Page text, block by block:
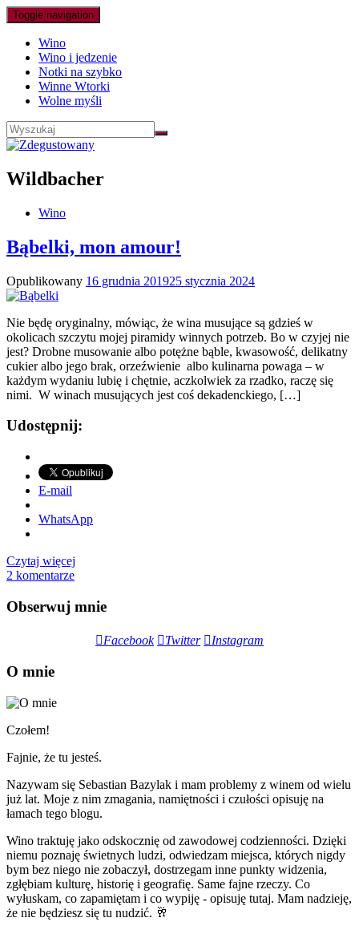
Toggle navigation
Wino
Wino i jedzenie
Notki na szybko
Winne Wtorki
Wolne myśli
Wildbacher
Wino
Bąbelki, mon amour!
Opublikowany 16 grudnia 201925 stycznia 2024
Nie będę oryginalny, mówiąc, że wina musujące są gdzieś w
okolicach szczytu mojej piramidy winnych potrzeb. Bo w czyjej nie
jest? Drobne musowanie albo potężne bąble, kwasowość, delikatny
cukier albo jego brak, orzeźwienie albo kulinarna powaga – w
każdym wydaniu lubię i chętnie, aczkolwiek za rzadko, raczę się
nimi. W winach musujących jest coś dekadenckiego, […]
Udostępnij:
E-mail
WhatsApp
Czytaj więcej
2 komentarze
Obserwuj mnie
Facebook Twitter Instagram
O mnie
Czołem!
Fajnie, że tu jesteś.
Nazywam się Sebastian Bazylak i mam problemy z winem od wielu
już lat. Moje z nim zmagania, namiętności i czułości opisuję na
łamach tego blogu.
Wino traktuję jako odskocznię od zawodowej codzienności. Dzięki
niemu poznaję świetnych ludzi, odwiedzam miejsca, których nigdy
bym bez niego nie zobaczył, dostrzegam inne punkty widzenia,
zgłębiam kulturę, historię i geografię. Same fajne rzeczy. Co
wyłuskam, co zapamiętam i co wypiję - opisuję tutaj. Mam nadzieję,
że nie będziesz się tu nudzić. 🥂